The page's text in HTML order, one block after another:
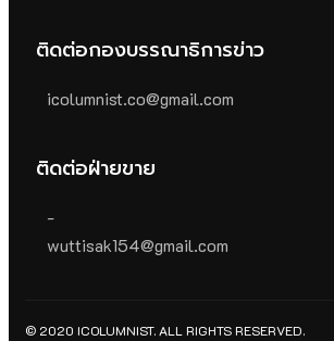
ติดต่อกองบรรณาธิการข่าว
icolumnist.co@gmail.com
ติดต่อฝ่ายขาย
-
wuttisak154@gmail.com
© 2020 ICOLUMNIST. ALL RIGHTS RESERVED.